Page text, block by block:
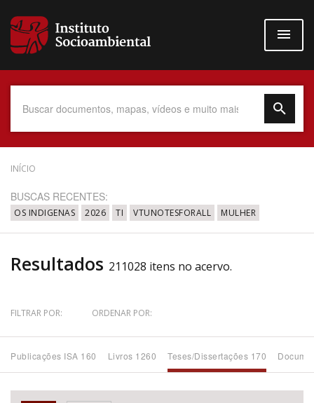
para
conteúdo
Data do Documento
Até
Povo Indígena
INÍCIO
BUSCAS RECENTES:
OS INDIGENAS 2026 TI VTUNOTESFORALL MULHER
Resultados 211028 itens no acervo.
FILTRAR POR: ORDENAR POR:
Publicações ISA 160 Livros 1260 Teses/Dissertações 170